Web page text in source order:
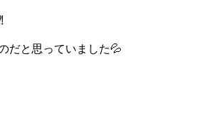
だと思っていました💦